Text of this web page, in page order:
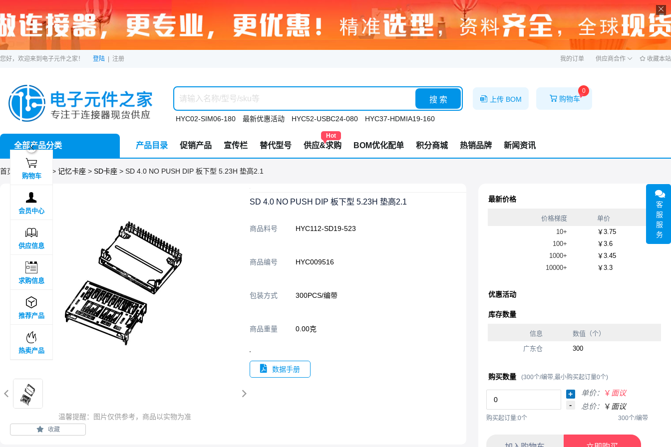
ဆ
您好，欢迎来到电子元件之家！ 登陆 注册 我的订单 供应商合作 收藏本站
HYC02-SIM06-180 最新优惠活动 HYC52-USBC24-080 HYC37-HDMIA19-160
搜 索 上传 BOM
0
购物车
全部产品分类 产品目录 促销产品 宣传栏 替代型号
Hot
供应&求购 BOM优化配单 积分商城 热销品牌 新闻资讯
首页 > 分类目录 > 记忆卡座 > SD卡座 > SD 4.0 NO PUSH DIP 板下型 5.23H 垫高2.1
 
温馨提醒：图片仅供参考，商品以实物为准
收藏
SD 4.0 NO PUSH DIP 板下型 5.23H 垫高2.1
商品料号 HYC112-SD19-523
商品编号 HYC009516
包装方式 300PCS/编带
商品重量 0.00克
数据手册
最新价格
价格梯度
单价
10+
￥3.75
100+
￥3.6
1000+
￥3.45
10000+
￥3.3
优惠活动
库存数量
信息
数值（个）
广东仓
300
购买数量 (300个/编带,最小购买起订量0个)
+
-
单价： ￥ 面议
总价：
￥ 面议
购买起订量:0个 300个/编带
ဆ

购物车

会员中心

供应信息

求购信息

推荐产品

热卖产品
客
服
服
务